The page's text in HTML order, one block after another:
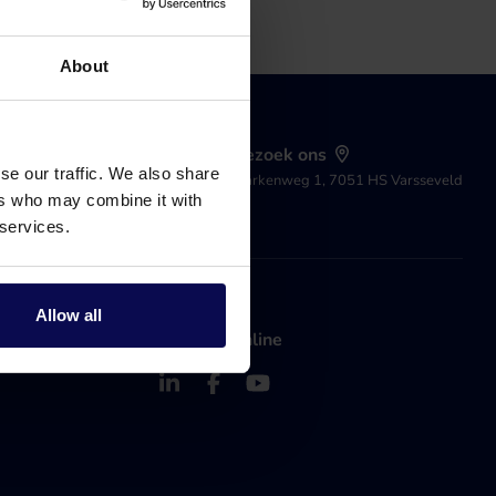
About
our traffic. We also share
who may combine it with
Allow all
24/7 open
Bezoek ons
Markenweg 1, 7051 HS Varsseveld
Volg ons online